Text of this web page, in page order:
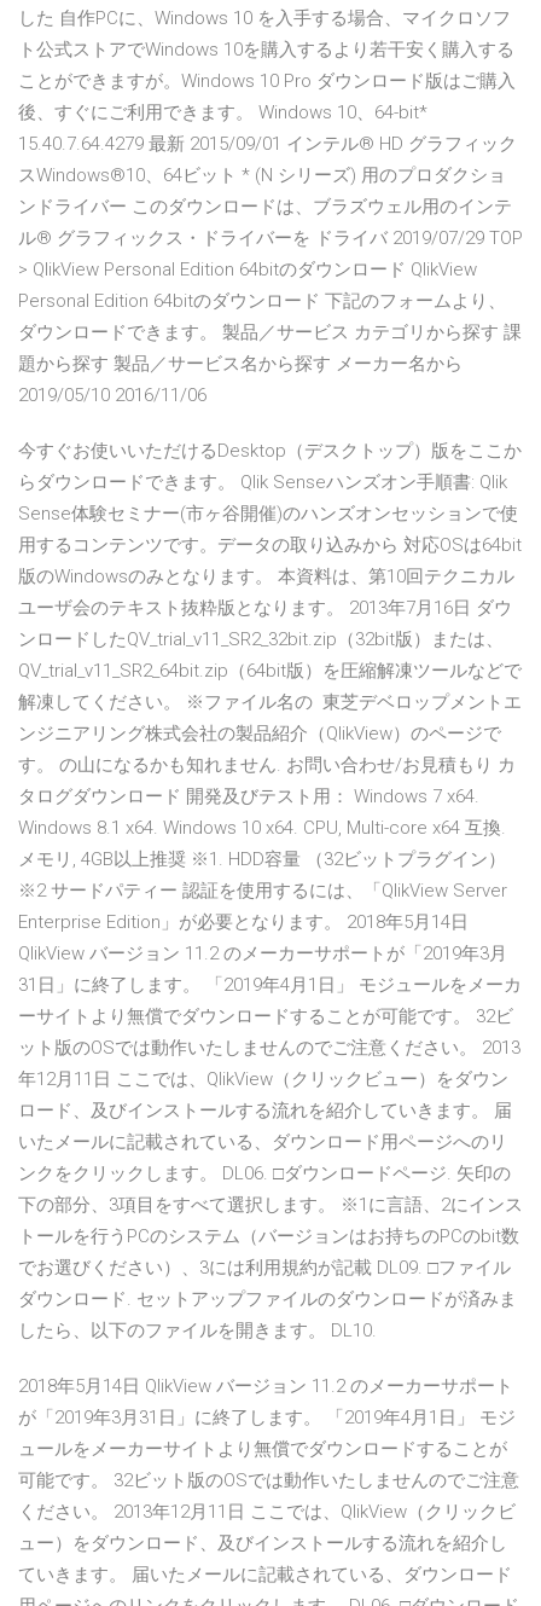
した 自作PCに、Windows 10 を入手する場合、マイクロソフ
ト公式ストアでWindows 10を購入するより若干安く購入する
ことができますが。Windows 10 Pro ダウンロード版はご購入
後、すぐにご利用できます。 Windows 10、64-bit*
15.40.7.64.4279 最新 2015/09/01 インテル® HD グラフィック
スWindows®10、64ビット * (N シリーズ) 用のプロダクショ
ンドライバー このダウンロードは、ブラズウェル用のインテ
ル® グラフィックス・ドライバーを ドライバ 2019/07/29 TOP
> QlikView Personal Edition 64bitのダウンロード QlikView
Personal Edition 64bitのダウンロード 下記のフォームより、
ダウンロードできます。 製品／サービス カテゴリから探す 課
題から探す 製品／サービス名から探す メーカー名から
2019/05/10 2016/11/06
今すぐお使いいただけるDesktop（デスクトップ）版をここか
らダウンロードできます。 Qlik Senseハンズオン手順書: Qlik
Sense体験セミナー(市ヶ谷開催)のハンズオンセッションで使
用するコンテンツです。データの取り込みから 対応OSは64bit
版のWindowsのみとなります。 本資料は、第10回テクニカル
ユーザ会のテキスト抜粋版となります。 2013年7月16日 ダウ
ンロードしたQV_trial_v11_SR2_32bit.zip（32bit版）または、
QV_trial_v11_SR2_64bit.zip（64bit版）を圧縮解凍ツールなどで
解凍してください。 ※ファイル名の 東芝デベロップメントエ
ンジニアリング株式会社の製品紹介（QlikView）のページで
す。 の山になるかも知れません. お問い合わせ/お見積もり カ
タログダウンロード 開発及びテスト用： Windows 7 x64.
Windows 8.1 x64. Windows 10 x64. CPU, Multi-core x64 互換.
メモリ, 4GB以上推奨 ※1. HDD容量 （32ビットプラグイン）
※2 サードパティー 認証を使用するには、「QlikView Server
Enterprise Edition」が必要となります。 2018年5月14日
QlikView バージョン 11.2 のメーカーサポートが「2019年3月
31日」に終了します。 「2019年4月1日」 モジュールをメーカ
ーサイトより無償でダウンロードすることが可能です。 32ビ
ット版のOSでは動作いたしませんのでご注意ください。 2013
年12月11日 ここでは、QlikView（クリックビュー）をダウン
ロード、及びインストールする流れを紹介していきます。 届
いたメールに記載されている、ダウンロード用ページへのリ
ンクをクリックします。 DL06. □ダウンロードページ. 矢印の
下の部分、3項目をすべて選択します。 ※1に言語、2にインス
トールを行うPCのシステム（バージョンはお持ちのPCのbit数
でお選びください）、3には利用規約が記載 DL09. □ファイル
ダウンロード. セットアップファイルのダウンロードが済みま
したら、以下のファイルを開きます。 DL10.
2018年5月14日 QlikView バージョン 11.2 のメーカーサポート
が「2019年3月31日」に終了します。 「2019年4月1日」 モジ
ュールをメーカーサイトより無償でダウンロードすることが
可能です。 32ビット版のOSでは動作いたしませんのでご注意
ください。 2013年12月11日 ここでは、QlikView（クリックビ
ュー）をダウンロード、及びインストールする流れを紹介し
ていきます。 届いたメールに記載されている、ダウンロード